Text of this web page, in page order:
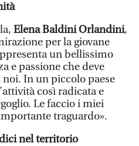
Elena Baldini Orlandini,
per la giovane
un bellissimo
e passione che deve
In un piccolo paese
così radicata e
Le faccio i miei
traguardo».
nel territorio